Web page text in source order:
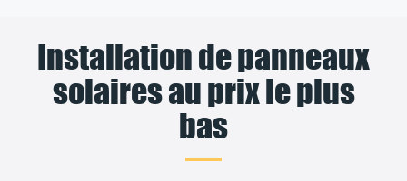
Installation de panneaux
solaires au prix le plus
bas